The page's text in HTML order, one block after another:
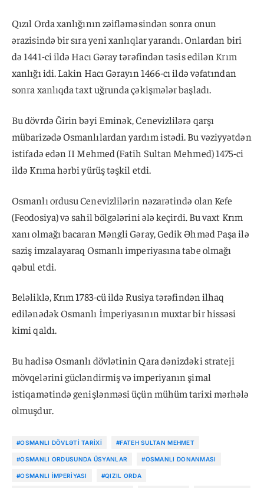
Qızıl Orda xanlığının zəifləməsindən sonra onun
ərazisində bir sıra yeni xanlıqlar yarandı. Onlardan biri
də 1441-ci ildə Hacı Gəray tərəfindən təsis edilən Krım
xanlığı idi. Lakin Hacı Gərayın 1466-cı ildə vəfatından
sonra xanlıqda taxt uğrunda çəkişmələr başladı.
Bu dövrdə Ğirin bəyi Eminək, Cenevizlilərə qarşı
mübarizədə Osmanlılardan yardım istədi. Bu vəziyyətdən
istifadə edən II Mehmed (Fatih Sultan Mehmed) 1475-ci
ildə Krıma hərbi yürüş təşkil etdi.
Osmanlı ordusu Cenevizlilərin nəzarətində olan Kefe
(Feodosiya) və sahil bölgələrini ələ keçirdi. Bu vaxt Krım
xanı olmağı bacaran Məngli Gəray, Gedik Əhməd Paşa ilə
saziş imzalayaraq Osmanlı imperiyasına tabe olmağı
qəbul etdi.
Beləliklə, Krım 1783-cü ildə Rusiya tərəfindən ilhaq
edilənədək Osmanlı İmperiyasının muxtar bir hissəsi
kimi qaldı.
Bu hadisə Osmanlı dövlətinin Qara dənizdəki strateji
mövqelərini gücləndirmiş və imperiyanın şimal
istiqamətində genişlənməsi üçün mühüm tarixi mərhələ
olmuşdur.
#OSMANLI DÖVLƏTI TARIXI #FATEH SULTAN MEHMET
#OSMANLI ORDUSUNDA ÜSYANLAR #OSMANLI DONANMASI
#OSMANLI İMPERIYASI #QIZIL ORDA